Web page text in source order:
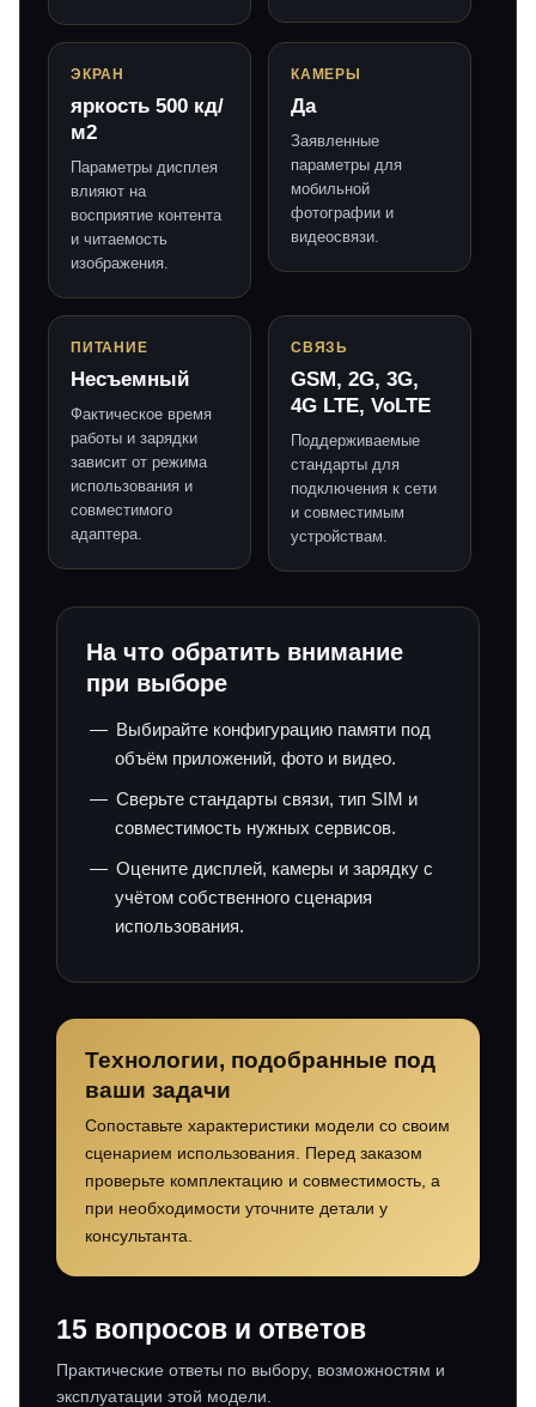
ЭКРАН
яркость 500 кд/
м2
Параметры дисплея
влияют на
восприятие контента
и читаемость
изображения.
КАМЕРЫ
Да
Заявленные
параметры для
мобильной
фотографии и
видеосвязи.
ПИТАНИЕ
Несъемный
Фактическое время
работы и зарядки
зависит от режима
использования и
совместимого
адаптера.
СВЯЗЬ
GSM, 2G, 3G,
4G LTE, VoLTE
Поддерживаемые
стандарты для
подключения к сети
и совместимым
устройствам.
На что обратить внимание
при выборе
Выбирайте конфигурацию памяти под
объём приложений, фото и видео.
Сверьте стандарты связи, тип SIM и
совместимость нужных сервисов.
Оцените дисплей, камеры и зарядку с
учётом собственного сценария
использования.
Технологии, подобранные под
ваши задачи
Сопоставьте характеристики модели со своим
сценарием использования. Перед заказом
проверьте комплектацию и совместимость, а
при необходимости уточните детали у
консультанта.
15 вопросов и ответов
Практические ответы по выбору, возможностям и
эксплуатации этой модели.